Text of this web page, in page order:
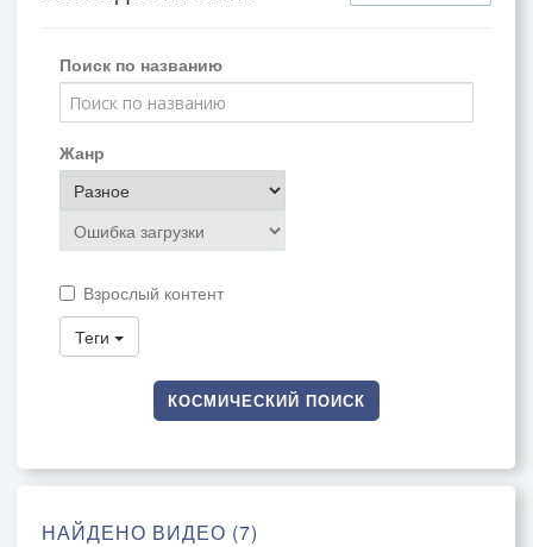
Поиск по названию
Жанр
Взрослый контент
Теги
КОСМИЧЕСКИЙ ПОИСК
НАЙДЕНО ВИДЕО (7)